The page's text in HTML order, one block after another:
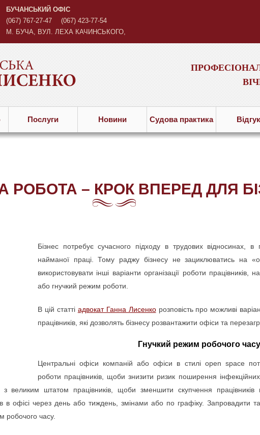
БУЧАНСЬКИЙ ОФІС
(067) 767-27-47
(067) 423-77-54
М. БУЧА, ВУЛ. ЛЕХА КАЧИНСЬКОГО,
Послуги Новини Судова практика
РОБОТА – КРОК ВПЕРЕД ДЛЯ
Бізнес потребує сучасного підходу в трудових відносинах,
найманої праці. Тому раджу бізнесу не зациклюватись на
використовувати інші варіанти організації роботи працівників,
або гнучкий режим роботи.
В цій статті адвокат Ганна Лисенкорозповість про можливі
працівників, які дозволять бізнесу розвантажити офіси та
Гнучкий режим робочого часу
Центральні офіси компаній або офіси в стилі open space
роботи працівників, щоби знизити ризик поширення
з великим штатом працівників, щоби зменшити скупчення
в офісі через день або тиждень, змінами або по графіку.
робочого часу.